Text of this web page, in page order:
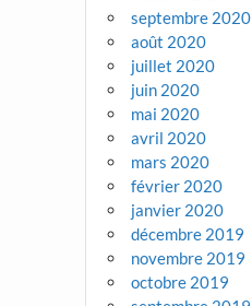
septembre 2020
août 2020
juillet 2020
juin 2020
mai 2020
avril 2020
mars 2020
février 2020
janvier 2020
décembre 2019
novembre 2019
octobre 2019